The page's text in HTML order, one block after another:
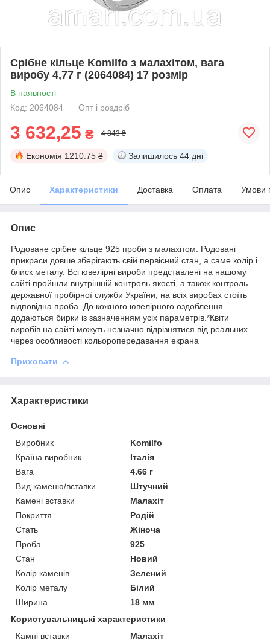
Срібне кільце Komilfo з малахітом, вага
виробу 4,77 г (2064084) 17 розмір
В наявності
Код: 2064084
Опт і роздріб
3 632,25 ₴ 4 843 ₴
Економія 1210.75 ₴ Залишилось 44 дні
Опис Характеристики Доставка Оплата Умови
Опис
Родоване срібне кільце 925 проби з малахітом. Родовані
прикраси довше зберігають свій первісний стан, а саме колір і
блиск металу. Всі ювелірні вироби представлені на нашому
сайті пройшли внутрішній контроль якості, а також контроль
державної пробірної служби України, на всіх виробах стоїть
відповідна проба. До кожного ювелірного оздоблення
додаються бирки із зазначенням усіх параметрів.*Квіти
виробів на сайті можуть незначно відрізнятися від реальних
через особливості кольоропередавання екрана
Приховати
Характеристики
Основні
Виробник
Komilfo
Країна виробник
Італія
Вага
4.66 г
Вид каменю/вставки
Штучний
Камені вставки
Малахіт
Покриття
Родій
Стать
Жіноча
Проба
925
Стан
Новий
Колір каменів
Зелений
Колір металу
Білий
Ширина
18 мм
Користувальницькі характеристики
Камні вставки
Малахіт